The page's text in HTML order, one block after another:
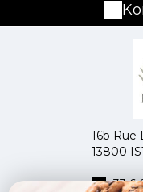
16b Rue
13800
+33 6